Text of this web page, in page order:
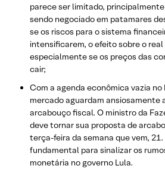
parece ser limitado,
sendo negociado em patamares
se os riscos para o sistema
intensificarem, o efeito sobre o
especialmente se os preços das
cair;
Com a agenda econômica vazia
mercado aguardam ansiosamente
arcabouço fiscal. O ministro da
deve tornar sua proposta de
terça-feira da semana que vem,
fundamental para sinalizar os
monetária no governo Lula.